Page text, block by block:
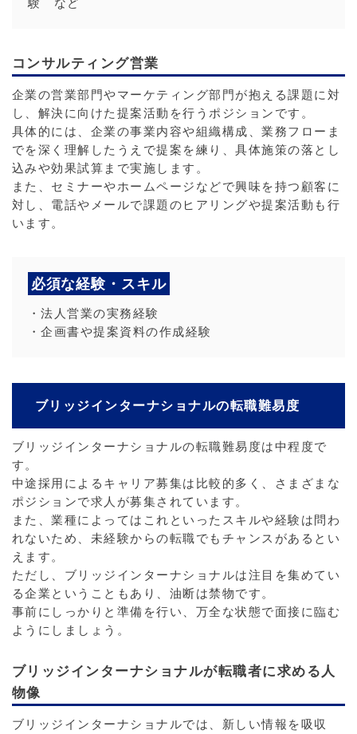
験 など
コンサルティング営業
企業の営業部門やマーケティング部門が抱える課題に対
し、解決に向けた提案活動を行うポジションです。
具体的には、企業の事業内容や組織構成、業務フローま
でを深く理解したうえで提案を練り、具体施策の落とし
込みや効果試算まで実施します。
また、セミナーやホームページなどで興味を持つ顧客に
対し、電話やメールで課題のヒアリングや提案活動も行
います。
必須な経験・スキル
・法人営業の実務経験
・企画書や提案資料の作成経験
ブリッジインターナショナルの転職難易度
ブリッジインターナショナルの転職難易度は中程度で
す。
中途採用によるキャリア募集は比較的多く、さまざまな
ポジションで求人が募集されています。
また、業種によってはこれといったスキルや経験は問わ
れないため、未経験からの転職でもチャンスがあるとい
えます。
ただし、ブリッジインターナショナルは注目を集めてい
る企業ということもあり、油断は禁物です。
事前にしっかりと準備を行い、万全な状態で面接に臨む
ようにしましょう。
ブリッジインターナショナルが転職者に求める人
物像
ブリッジインターナショナルでは、新しい情報を吸収